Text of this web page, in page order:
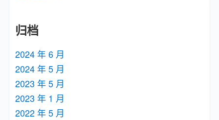
归档
2024 年 6 月
2024 年 5 月
2023 年 5 月
2023 年 1 月
2022 年 5 月